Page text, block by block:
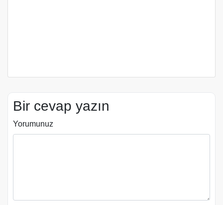
Bir cevap yazın
Yorumunuz